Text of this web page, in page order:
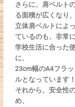
さらに、肩ベルト
る面積が広くなり
立体肩ベルトによ
ているのも、非常
学校生活に合った
に、
23cm幅のA4フラ
ルとなっています！
それから、安全性
め、